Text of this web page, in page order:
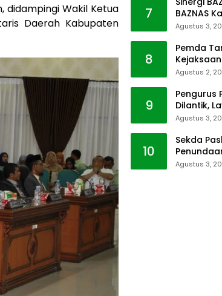
didampingi Wakil Ketua
Daerah Kabupaten
7
BAZNAS
Bencana
Agustus 3,
8
Pemda
Merah di
Agustus 2,
9
Pengurus
Dilantik,
ke Padang
Agustus 3,
10
Sekda
Pajak
Agustus 3,